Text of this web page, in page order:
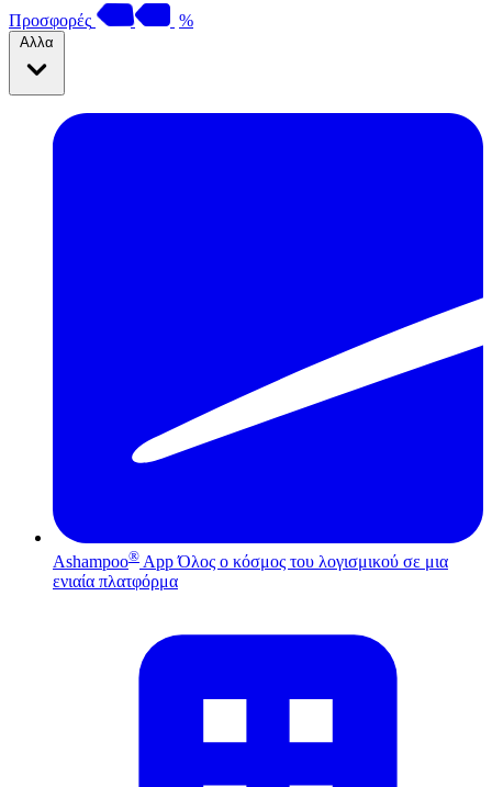
Προσφορές %
Αλλα
Ashampoo® App Όλος ο κόσμος του λογισμικού σε μια
ενιαία πλατφόρμα